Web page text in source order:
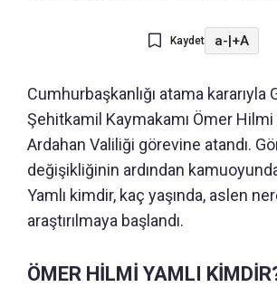
Kaydet a-|+A
Cumhurbaşkanlığı atama kararıyla
Şehitkamil Kaymakamı Ömer Hilmi
Ardahan Valiliği görevine atandı.
değişikliğinin ardından
Yamlı kimdir, kaç yaşında, aslen
araştırılmaya başlandı.
ÖMER HİLMİ YAMLI